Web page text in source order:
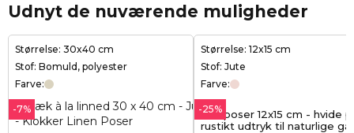
Udnyt de nuværende muligheder
Størrelse: 30x40 cm
Stof: Bomuld, polyester
Farve:
-7%
Størrelse: 12x15 cm
Stof: Jute
Farve:
-25%
Juteposer 12x15 cm - hvide
rustikt udtryk til naturlige